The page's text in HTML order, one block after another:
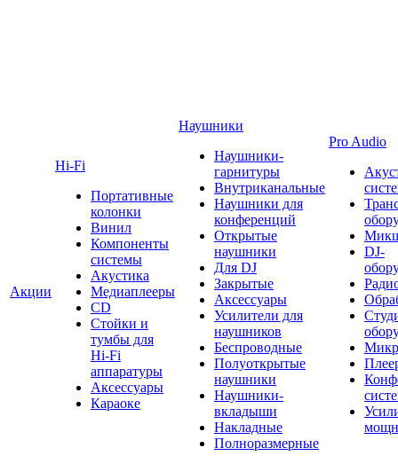
Акции
Hi-Fi
Портативные
колонки
Винил
Компоненты
системы
Акустика
Медиаплееры
CD
Стойки и
тумбы для
Hi-Fi
аппаратуры
Аксессуары
Караоке
Наушники
Наушники-
гарнитуры
Внутриканальные
Наушники для
конференций
Открытые
наушники
Для DJ
Закрытые
Аксессуары
Усилители для
наушников
Беспроводные
Полуоткрытые
наушники
Наушники-
вкладыши
Накладные
Полноразмерные
Pro Audio
DJ-